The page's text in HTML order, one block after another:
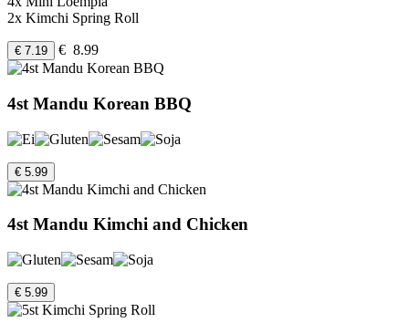
2x Kimchi Spring Roll
€ 7.19 € 8.99
4st Mandu Korean BBQ
€ 5.99
4st Mandu Kimchi and Chicken
€ 5.99